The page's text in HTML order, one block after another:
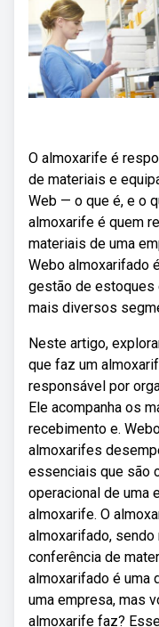
O almoxarife é
de materiais e
Web — o que é, e o
almoxarife é quem
materiais de uma
Webo almoxarifado
gestão de
mais diversos
Neste artigo,
que faz um
responsável por
Ele acompanha os
recebimento e.
almoxarifes
essenciais que são
operacional de uma
almoxarife. O
almoxarifado,
conferência de
almoxarifado é uma
uma empresa, mas
almoxarife faz?